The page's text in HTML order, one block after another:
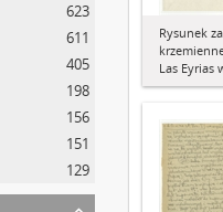
623
611
405
198
156
151
129
Rysunek
Las Eyrias